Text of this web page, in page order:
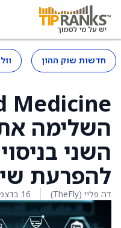
חדשות שוק ההון
Medicine
השלימה את
להפרעת
דה פליי (TheFly) 16 בדצמבר 2025